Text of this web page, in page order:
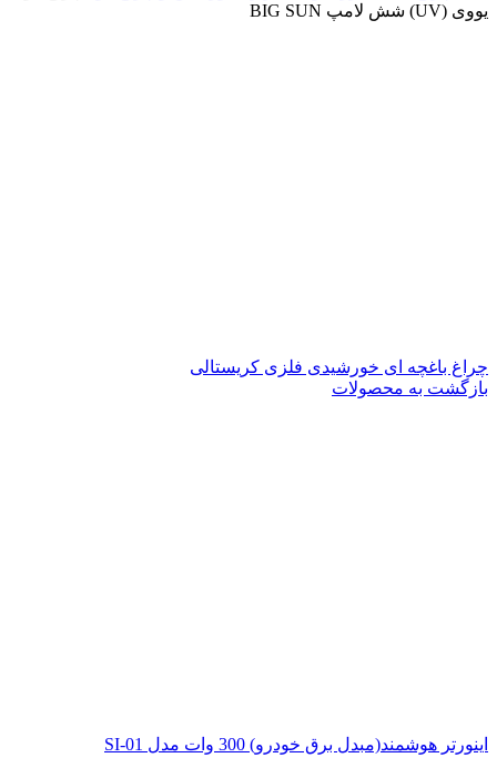
یووی (UV) شش لامپ BIG SUN
چراغ باغچه ای خورشیدی فلزی کریستالی
بازگشت به محصولات
اینورتر هوشمند(مبدل برق خودرو) 300 وات مدل SI-01